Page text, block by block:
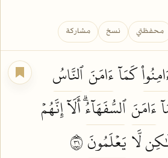
محفظتي نسخ مشاركة
كَمَآءَامَنَ ٱلنَّاسُ
ءَامَنَ ٱلسُّفَهَآءُۗأَلَآ إِنَّهُمۡ
لَّا يَعۡلَمُونَ